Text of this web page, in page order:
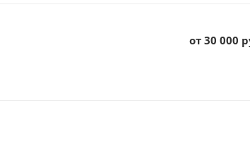
от 30 000